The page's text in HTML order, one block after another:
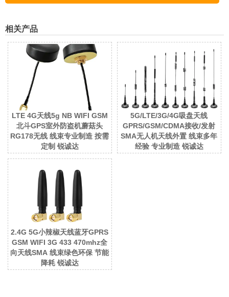
相关产品
LTE 4G天线5g NB WIFI GSM
北斗GPS室外防盗机蘑菇头
RG178无线 线束专业制造 按需
定制 锐诚达
5G/LTE/3G/4G吸盘天线
GPRS/GSM/CDMA接收/发射
SMA无人机天线外置 线束多年
经验 专业制造 锐诚达
2.4G 5G小辣椒天线蓝牙GPRS
GSM WIFI 3G 433 470mhz全
向天线SMA 线束绿色环保 节能
降耗 锐诚达